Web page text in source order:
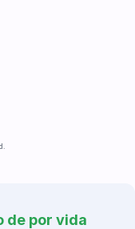
de por vida